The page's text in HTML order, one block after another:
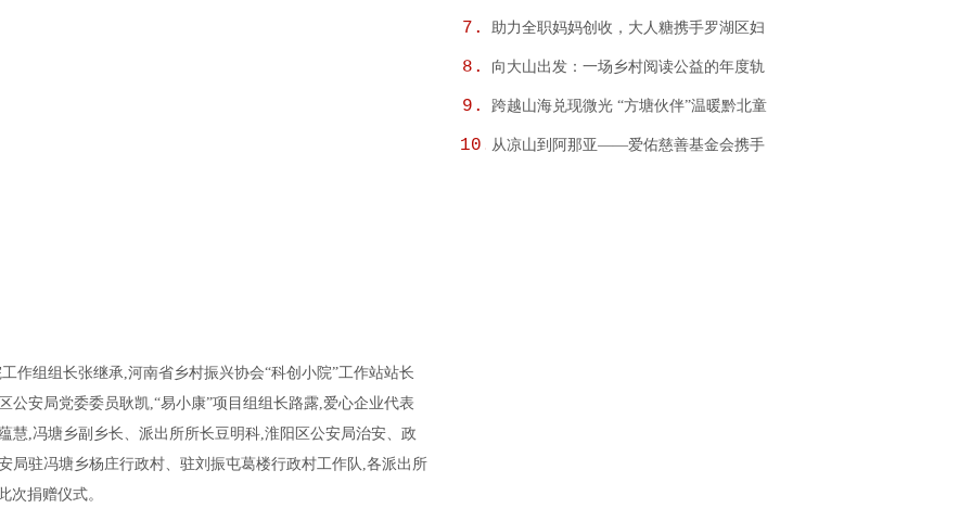
作组组长张继承,河南省乡村振兴协会“科创小院”工作站站长
公安局党委委员耿凯,“易小康”项目组组长路露,爱心企业代表
慧,冯塘乡副乡长、派出所所长豆明科,淮阳区公安局治安、政
局驻冯塘乡杨庄行政村、驻刘振屯葛楼行政村工作队,各派出所
次捐赠仪式。
目，以科技公
7.
助力全职妈妈创收，大人糖携手罗湖区妇
联，打造乐园
8.
向大山出发：一场乡村阅读公益的年度轨
迹
9.
跨越山海兑现微光 “方塘伙伴”温暖黔北童
心
10.从凉山到阿那亚——爱佑慈善基金会携手